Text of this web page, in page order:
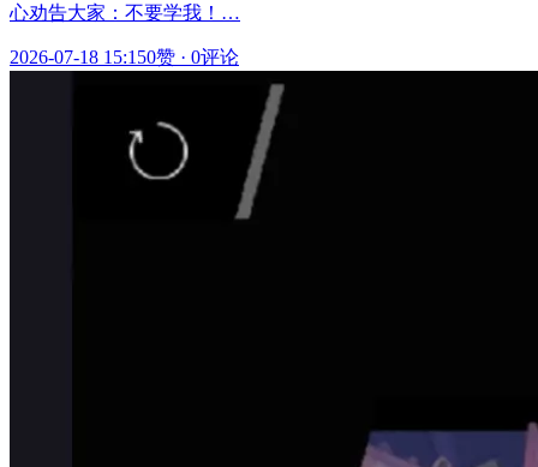
心劝告大家：不要学我！…
2026-07-18 15:150赞 · 0评论